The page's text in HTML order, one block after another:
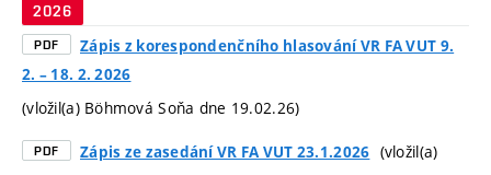
2026
PDF
Zápis z korespondenčního hlasování VR FA VUT 9.
2. – 18. 2. 2026
(vložil(a) Böhmová Soňa dne 19.02.26)
PDF Zápis ze zasedání VR FA VUT 23.1.2026 (vložil(a)